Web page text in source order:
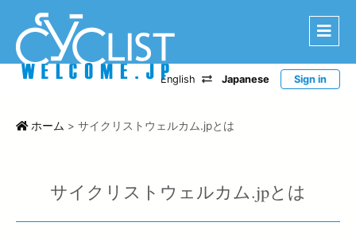
English Japanese Sign in
ホーム > サイクリストウェルカム.jpとは
サイクリストウェルカム.jpとは